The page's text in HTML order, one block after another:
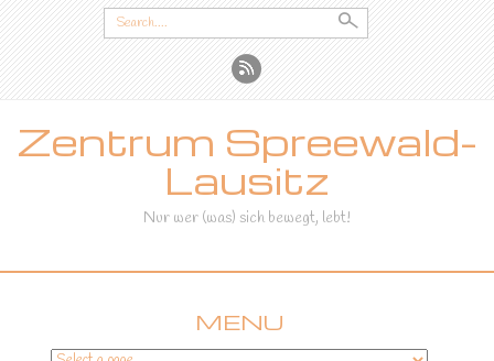
Search
for:
Zentrum Spreewald-
Lausitz
Nur wer (was) sich bewegt, lebt!
MENU